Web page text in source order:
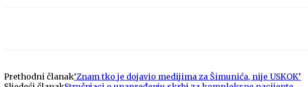
Prethodni članak‘Znam tko je dojavio medijima za Šimunića, nije USKOK’